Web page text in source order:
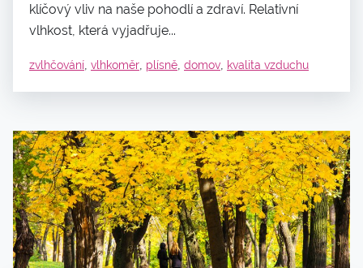
klíčový vliv na naše pohodlí a zdraví. Relativní
vlhkost, která vyjadřuje...
zvlhčování vlhkoměr plísně domov kvalita vzduchu